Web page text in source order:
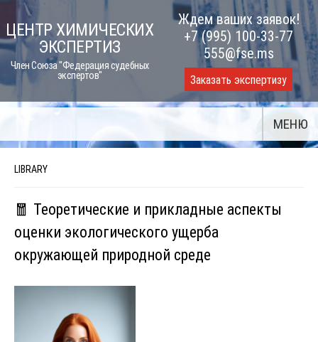
Skip
to
content
ЦЕНТР ХИМИЧЕСКИХ
ЭКСПЕРТИЗ
Член Союза "Федерация судебных
экспертов"
Ждем ваших заявок!
+7 (995) 100-33-77
555@fse.ms
Заказать экспертизу
МЕНЮ
LIBRARY
🧧 Теоретические и прикладные аспекты
оценки экологического ущерба
окружающей природной среде